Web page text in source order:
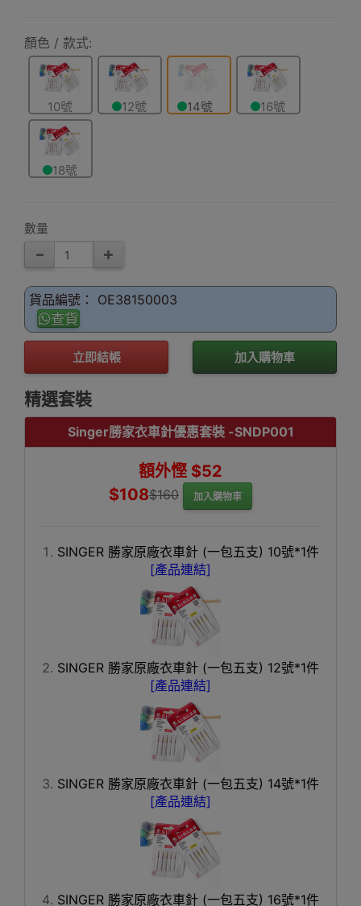
顏色 / 款式:
10號 12號 14號 16號
18號
數量
貨品編號： OE38150003
查貨
立即結帳 加入購物車
精選套裝
Singer勝家衣車針優惠套裝 -SNDP001
額外慳 $52
$108$160 加入購物車
SINGER 勝家原廠衣車針 (一包五支) 10號*1件
[產品連結]
SINGER 勝家原廠衣車針 (一包五支) 12號*1件
[產品連結]
SINGER 勝家原廠衣車針 (一包五支) 14號*1件
[產品連結]
SINGER 勝家原廠衣車針 (一包五支) 16號*1件